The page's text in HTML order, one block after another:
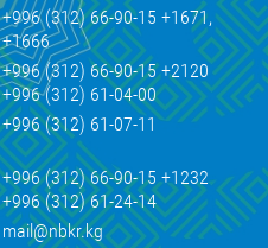
+996 (312) 66-90-15 +1671,
+1666
+996 (312) 66-90-15 +2120
+996 (312) 61-04-00
+996 (312) 61-07-11
+996 (312) 66-90-15 +1232
+996 (312) 61-24-14
mail@nbkr.kg